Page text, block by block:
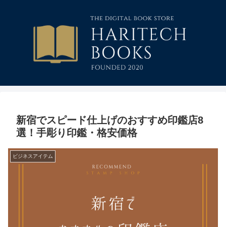
新宿でスピード仕上げのおすすめ印鑑店8
選！手彫り印鑑・格安価格
ビジネスアイテム